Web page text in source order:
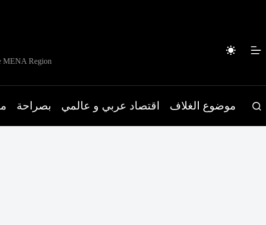
MENA Region
موضوع الغلاف اقتصاد عربي و عالمي بصراحة